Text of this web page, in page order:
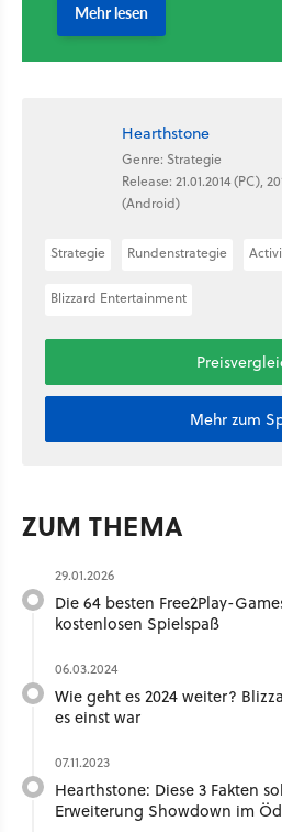
Hearthstone
Genre: Strategie
Release: 21.01.2014 (PC),
(Android)
Strategie Rundenstrategie
Blizzard Entertainment
Mehr zum
ZUM THEMA
29.01.2026
Die 64 besten Free2Play-
kostenlosen Spielspaß
06.03.2024
Wie geht es 2024 weiter?
es einst war
07.11.2023
Hearthstone: Diese 3 Fakten
Erweiterung Showdown im